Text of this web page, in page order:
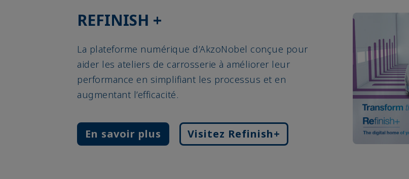
REFINISH +
La plateforme numérique d’AkzoNobel conçue pour
aider les ateliers de carrosserie à améliorer leur
performance en simplifiant les processus et en
augmentant l’efficacité.
En savoir plus Visitez Refinish+